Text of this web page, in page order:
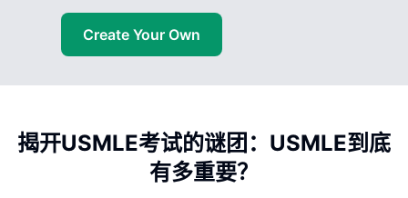
Create Your Own
揭开USMLE考试的谜团：USMLE到底
有多重要？